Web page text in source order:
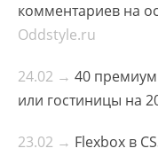
комментариев на
Oddstyle.ru
24.02 → 40 премиум
или гостиницы на
23.02 → Flexbox в